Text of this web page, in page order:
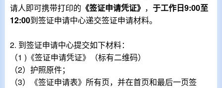
请人即可携带打印的 《签证申请凭证》 ， 于工作日9:00至
12:00到签证申请中心递交签证申请材料。
2. 到签证申请中心提交如下材料：
（1 ) 《签证申请凭证》（标有二维码）
（2）护照原件；
（3）《签证申请表》所有页，并在首页和最后一页签